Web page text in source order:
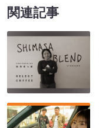
関連記事